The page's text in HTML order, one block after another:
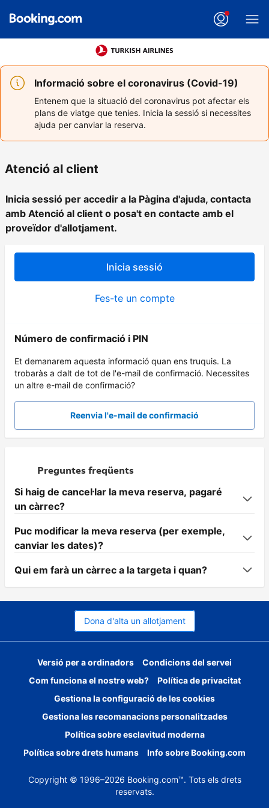
Informació sobre el coronavirus (Covid-19)
Entenem que la situació del coronavirus pot afectar els
plans de viatge que tenies. Inicia la sessió si necessites
ajuda per canviar la reserva.
Atenció al client
Inicia sessió per accedir a la Pàgina d'ajuda, contacta
amb Atenció al client o posa't en contacte amb el
proveïdor d'allotjament.
Inicia sessió
Fes-te un compte
Número de confirmació i PIN
Et demanarem aquesta informació quan ens truquis. La
trobaràs a dalt de tot de l'e-mail de confirmació. Necessites
un altre e-mail de confirmació?
Reenvia l'e-mail de confirmació
Preguntes freqüents
Si haig de cancel·lar la meva reserva, pagaré
un càrrec?
Puc modificar la meva reserva (per exemple,
canviar les dates)?
Qui em farà un càrrec a la targeta i quan?
Dona d'alta un allotjament
Versió per a ordinadors
Condicions del servei
Com funciona el nostre web?
Política de privacitat
Gestiona la configuració de les cookies
Gestiona les recomanacions personalitzades
Política sobre esclavitud moderna
Política sobre drets humans
Info sobre Booking.com
Copyright © 1996–2026 Booking.com™. Tots els drets
reservats.